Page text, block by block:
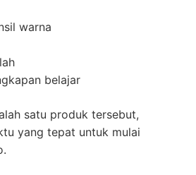
warna
belajar
satu produk tersebut,
yang tepat untuk mulai